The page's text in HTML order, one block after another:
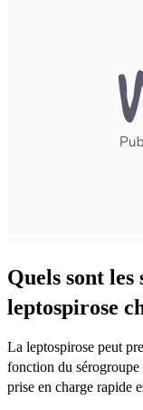
Quels sont les
leptospirose
La leptospirose peut
fonction du sérogroupe
prise en charge rapide